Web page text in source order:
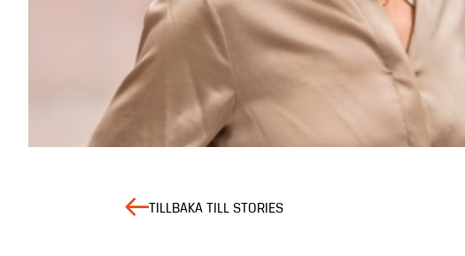
TILLBAKA TILL STORIES